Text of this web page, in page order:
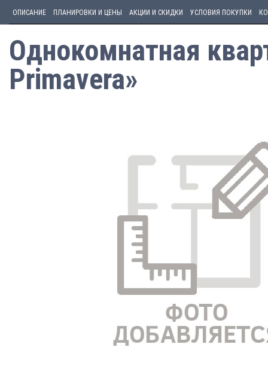
ОПИСАНИЕ ПЛАНИРОВКИ И ЦЕНЫ АКЦИИ И СКИДКИ УСЛОВИЯ ПОКУПКИ
Однокомнатная
Primavera»